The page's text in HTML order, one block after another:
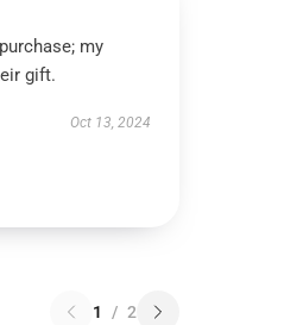
my
gift.
Oct 13, 2024
1 / 2